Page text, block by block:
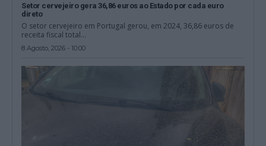
Setor cervejeiro gera 36,86 euros ao Estado por cada euro
direto
O setor cervejeiro em Portugal gerou, em 2024, 36,86 euros de
receita fiscal total...
8 Agosto, 2026 - 10:00